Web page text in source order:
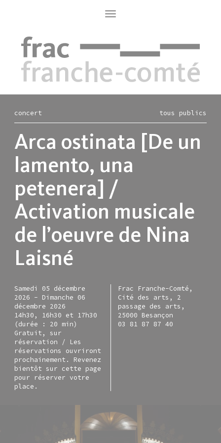
Toggle
navigation
concert tous publics
Arca ostinata [De un
lamento, una
petenera] /
Activation musicale
de l’oeuvre de Nina
Laisné
Samedi 05 décembre
2026 - Dimanche 06
décembre 2026
14h30, 16h30 et 17h30
(durée : 20 min)
Gratuit, sur
réservation / Les
réservations ouvriront
prochainement. Revenez
bientôt sur cette page
pour réserver votre
place.
Frac Franche-Comté,
Cité des arts, 2
passage des arts,
25000 Besançon
03 81 87 87 40